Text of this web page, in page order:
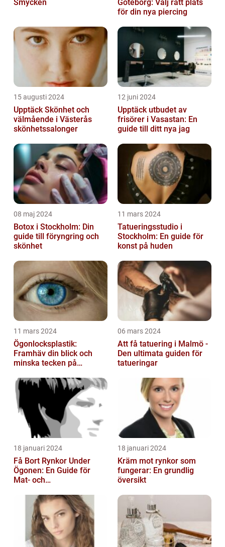
Smycken
Göteborg: Välj rätt plats
för din nya piercing
15 augusti 2024
Upptäck Skönhet och
välmående i Västerås
skönhetssalonger
12 juni 2024
Upptäck utbudet av
frisörer i Vasastan: En
guide till ditt nya jag
08 maj 2024
Botox i Stockholm: Din
guide till föryngring och
skönhet
11 mars 2024
Tatueringsstudio i
Stockholm: En guide för
konst på huden
11 mars 2024
Ögonlocksplastik:
Framhäv din blick och
minska tecken på
06 mars 2024
Att få tatuering i Malmö -
Den ultimata guiden för
tatueringar
18 januari 2024
Få Bort Rynkor Under
Ögonen: En Guide för
Mat- och
18 januari 2024
Kräm mot rynkor som
fungerar: En grundlig
översikt